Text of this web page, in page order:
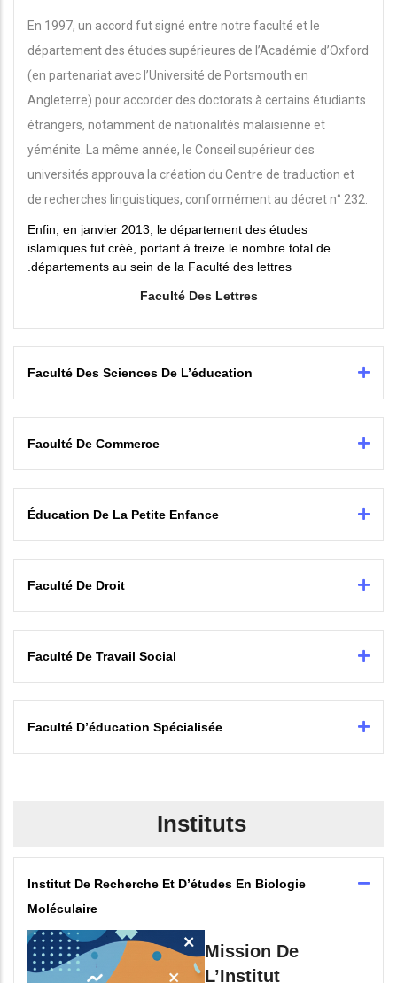
En 1997, un accord fut signé entre notre faculté et le
département des études supérieures de l’Académie d’Oxford
(en partenariat avec l’Université de Portsmouth en
Angleterre) pour accorder des doctorats à certains étudiants
étrangers, notamment de nationalités malaisienne et
yéménite. La même année, le Conseil supérieur des
universités approuva la création du Centre de traduction et
de recherches linguistiques, conformément au décret n° 232.
Enfin, en janvier 2013, le département des études
islamiques fut créé, portant à treize le nombre total de
départements au sein de la Faculté des lettres.
Faculté Des Lettres
Faculté Des Sciences De L’éducation
Faculté De Commerce
Éducation De La Petite Enfance
Faculté De Droit
Faculté De Travail Social
Faculté D’éducation Spécialisée
Instituts
Institut De Recherche Et D’études En Biologie
Moléculaire
Mission De
L’Institut